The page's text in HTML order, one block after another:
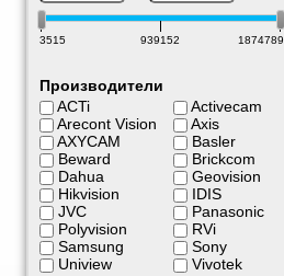
3515 939152 1874789
Производители
ACTi
Arecont Vision
AXYCAM
Beward
Dahua
Hikvision
JVC
Polyvision
Samsung
Uniview
Activecam
Axis
Basler
Brickcom
Geovision
IDIS
Panasonic
RVi
Sony
Vivotek